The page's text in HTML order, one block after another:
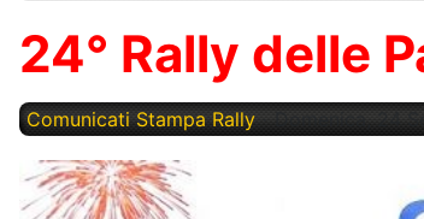
24° Rally delle
Comunicati Stampa Rally Domenica, 24